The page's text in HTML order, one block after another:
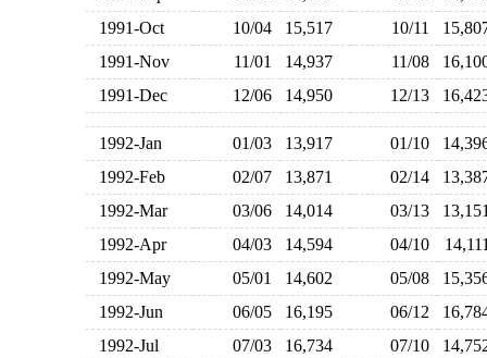
1991-Oct
10/04 15,517 10/11
1991-Nov
11/01 14,937 11/08
1991-Dec
12/06 14,950 12/13
1992-Jan 01/03 13,917 01/10
1992-Feb
02/07 13,871 02/14
1992-Mar
03/06 14,014 03/13
1992-Apr
04/03 14,594 04/10
1992-May
05/01 14,602 05/08
1992-Jun
06/05 16,195 06/12
1992-Jul
07/03 16,734 07/10